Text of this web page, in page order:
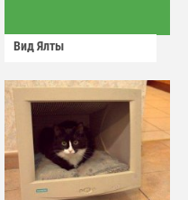
Вид Ялты